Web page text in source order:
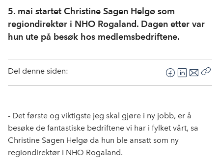
5. mai startet Christine Sagen Helgø som
regiondirektør i NHO Rogaland. Dagen etter var
hun ute på besøk hos medlemsbedriftene.
Del denne siden:
F
a
e
b
L
i
k
e
E
-
o
s
- Det første og viktigste jeg skal gjøre i ny jobb, er å
besøke de fantastiske bedriftene vi har i fylket vårt, sa
Christine Sagen Helgø da hun ble ansatt som ny
regiondirektør i NHO Rogaland.